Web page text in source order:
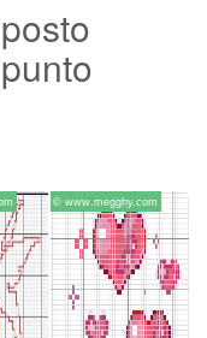
© www.megghy.com